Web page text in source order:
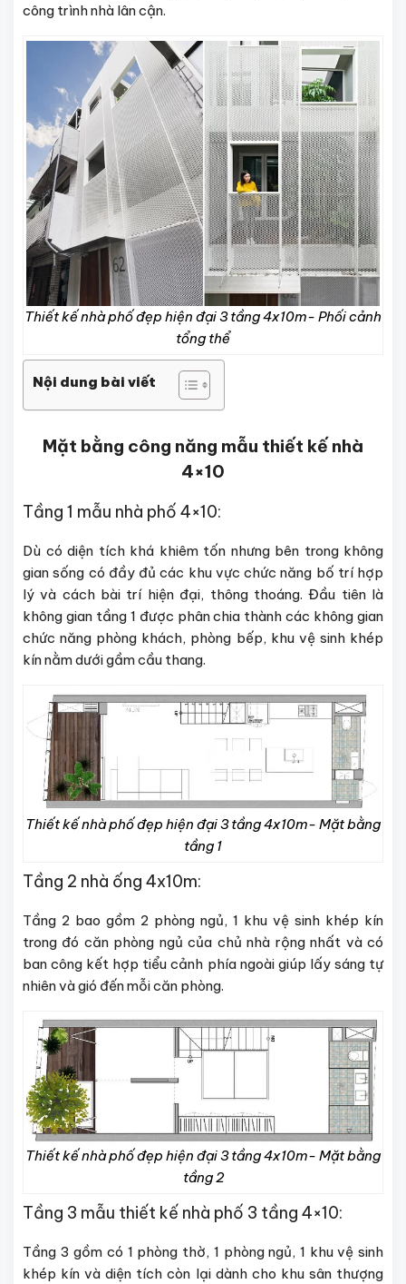
công trình nhà lân cận.
Thiết kế nhà phố đẹp hiện đại 3 tầng 4x10m- Phối cảnh
tổng thể
Nội dung bài viết
Mặt bằng công năng mẫu thiết kế nhà
4×10
Tầng 1 mẫu nhà phố 4×10:
Dù có diện tích khá khiêm tốn nhưng bên trong không
gian sống có đầy đủ các khu vực chức năng bố trí hợp
lý và cách bài trí hiện đại, thông thoáng. Đầu tiên là
không gian tầng 1 được phân chia thành các không gian
chức năng phòng khách, phòng bếp, khu vệ sinh khép
kín nằm dưới gầm cầu thang.
Thiết kế nhà phố đẹp hiện đại 3 tầng 4x10m- Mặt bằng
tầng 1
Tầng 2 nhà ống 4x10m:
Tầng 2 bao gồm 2 phòng ngủ, 1 khu vệ sinh khép kín
trong đó căn phòng ngủ của chủ nhà rộng nhất và có
ban công kết hợp tiểu cảnh phía ngoài giúp lấy sáng tự
nhiên và gió đến mỗi căn phòng.
Thiết kế nhà phố đẹp hiện đại 3 tầng 4x10m- Mặt bằng
tầng 2
Tầng 3 mẫu thiết kế nhà phố 3 tầng 4×10:
Tầng 3 gồm có 1 phòng thờ, 1 phòng ngủ, 1 khu vệ sinh
khép kín và diện tích còn lại dành cho khu sân thượng